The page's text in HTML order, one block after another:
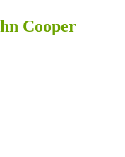
Cooper